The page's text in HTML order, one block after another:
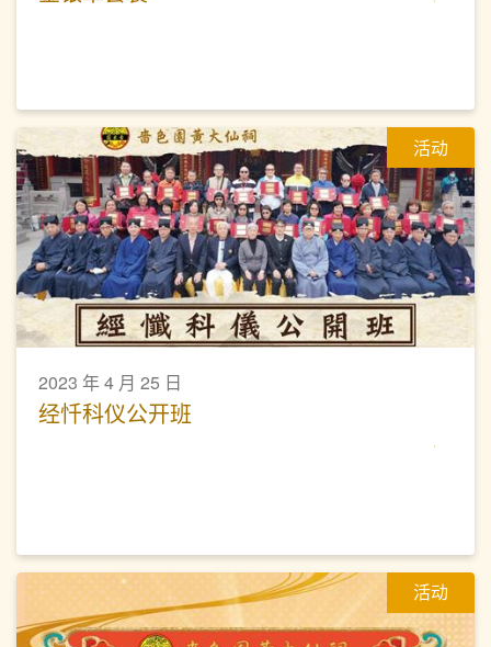
活动
2023 年 4 月 25 日
经忏科仪公开班
活动